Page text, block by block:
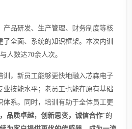
产品研发、生产管理、财务制度等核
了全面、系统的知识框架。 本次内训
人数达70余人次。
训，新员工能够更快地融入芯森电子
业技能水平；老员工也能在原有基础
体系。同时，培训有助于全体员工更
品质卓越，创新思变，诚信合作”的